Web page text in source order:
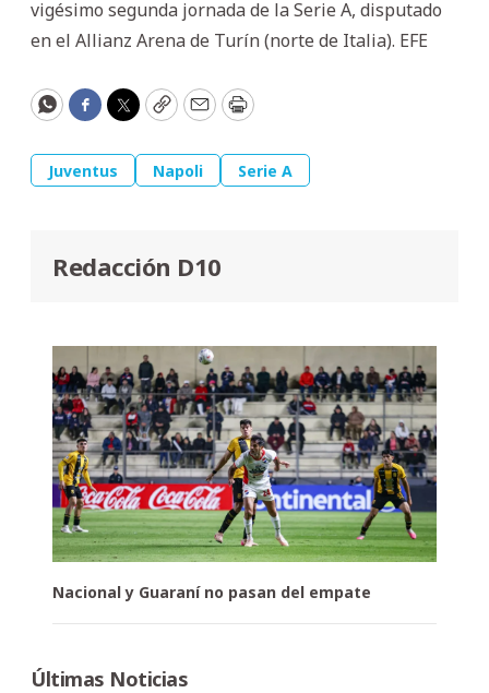
vigésimo segunda jornada de la Serie A, disputado
en el Allianz Arena de Turín (norte de Italia). EFE
WhatsApp
Facebook
Twitter
CopyEmailPrint
Juventus Napoli Serie A
Redacción D10
Nacional y Guaraní no pasan del empate
Últimas Noticias